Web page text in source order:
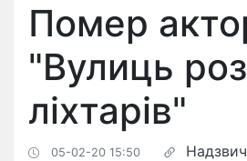
Помер
"Вулиць
ліхтарів"
05-02-20 15:50